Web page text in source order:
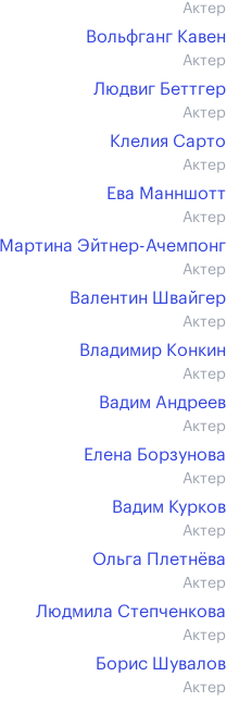
Актер
Вольфганг Кавен
Актер
Людвиг Беттгер
Актер
Клелия Сарто
Актер
Ева Манншотт
Актер
Мартина Эйтнер-Ачемпонг
Актер
Валентин Швайгер
Актер
Владимир Конкин
Актер
Вадим Андреев
Актер
Елена Борзунова
Актер
Вадим Курков
Актер
Ольга Плетнёва
Актер
Людмила Степченкова
Актер
Борис Шувалов
Актер